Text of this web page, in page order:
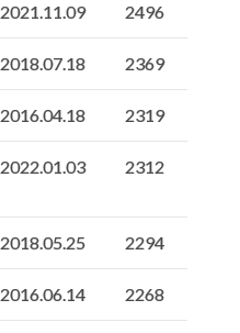
2021.11.09 2496
2018.07.18 2369
2016.04.18 2319
2022.01.03 2312
2018.05.25 2294
2016.06.14 2268